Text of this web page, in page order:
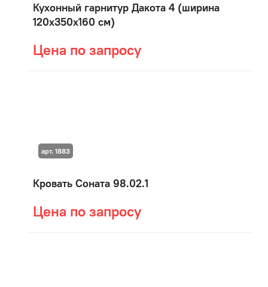
Кухонный гарнитур Дакота 4 (ширина
120х350х160 см)
Цена по запросу
Кровать Соната 98.02.1
Цена по запросу
арт. 1883